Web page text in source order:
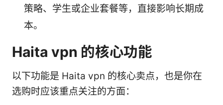
策略、学生或企业套餐等，直接影响长期成
本。
Haita vpn 的核心功能
以下功能是 Haita vpn 的核心卖点，也是你在
选购时应该重点关注的方面：